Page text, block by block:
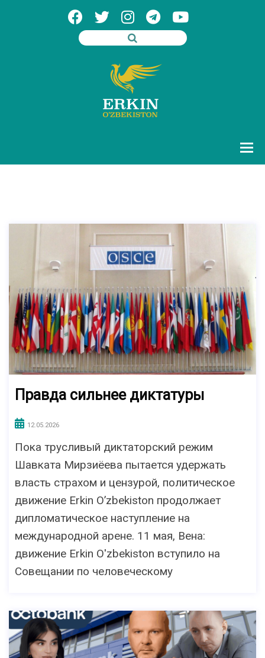
Правда сильнее диктатуры
12.05.2026
Пока трусливый диктаторский режим
Шавката Мирзиёева пытается удержать
власть страхом и цензурой, политическое
движение Erkin O’zbekiston продолжает
дипломатическое наступление на
международной арене. 11 мая, Вена:
движение Erkin O'zbekiston вступило на
Совещании по человеческому